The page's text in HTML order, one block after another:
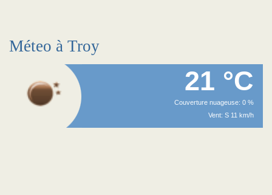
Méteo à Troy
21 °C
Couverture nuageuse: 0 %
Vent: S 11 km/h